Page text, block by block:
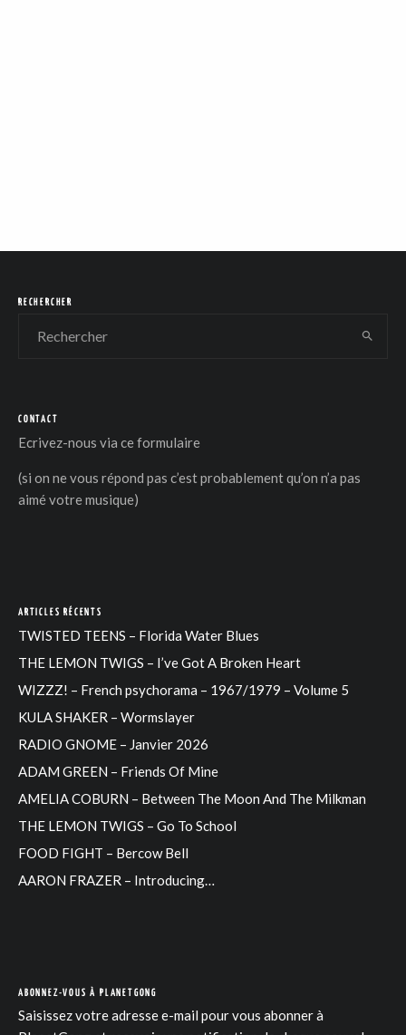
RECHERCHER
CONTACT
Ecrivez-nous via ce formulaire
(si on ne vous répond pas c’est probablement qu’on n’a pas
aimé votre musique)
ARTICLES RÉCENTS
TWISTED TEENS – Florida Water Blues
THE LEMON TWIGS – I’ve Got A Broken Heart
WIZZZ! – French psychorama – 1967/1979 – Volume 5
KULA SHAKER – Wormslayer
RADIO GNOME – Janvier 2026
ADAM GREEN – Friends Of Mine
AMELIA COBURN – Between The Moon And The Milkman
THE LEMON TWIGS – Go To School
FOOD FIGHT – Bercow Bell
AARON FRAZER – Introducing…
ABONNEZ-VOUS À PLANETGONG
Saisissez votre adresse e-mail pour vous abonner à